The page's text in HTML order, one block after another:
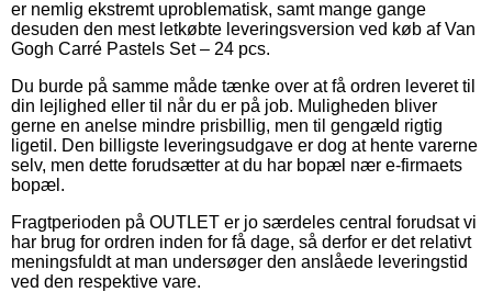
er nemlig ekstremt uproblematisk, samt mange gange
desuden den mest letkøbte leveringsversion ved køb af Van
Gogh Carré Pastels Set – 24 pcs.
Du burde på samme måde tænke over at få ordren leveret til
din lejlighed eller til når du er på job. Muligheden bliver
gerne en anelse mindre prisbillig, men til gengæld rigtig
ligetil. Den billigste leveringsudgave er dog at hente varerne
selv, men dette forudsætter at du har bopæl nær e-firmaets
bopæl.
Fragtperioden på OUTLET er jo særdeles central forudsat vi
har brug for ordren inden for få dage, så derfor er det relativt
meningsfuldt at man undersøger den anslåede leveringstid
ved den respektive vare.